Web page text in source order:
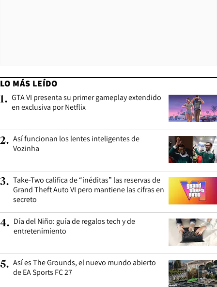
LO MÁS LEÍDO
1. GTA VI presenta su primer gameplay extendido
en exclusiva por Netflix
2. Así funcionan los lentes inteligentes de
Vozinha
3. Take-Two califica de “inéditas” las reservas de
Grand Theft Auto VI pero mantiene las cifras en
secreto
4. Día del Niño: guía de regalos tech y de
entretenimiento
5. Así es The Grounds, el nuevo mundo abierto
de EA Sports FC 27